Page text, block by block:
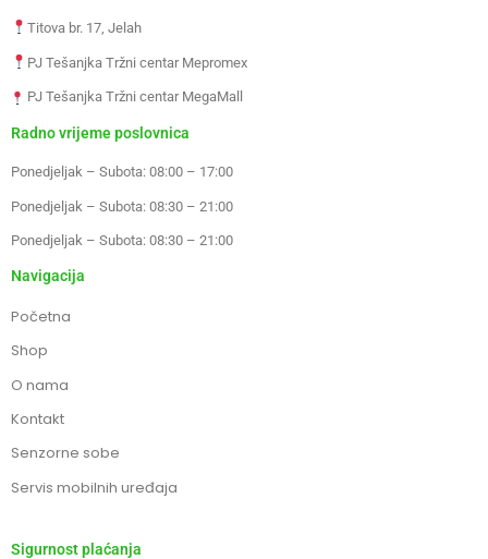
Titova br. 17, Jelah
PJ Tešanjka Tržni centar Mepromex
PJ Tešanjka Tržni centar MegaMall
Radno vrijeme poslovnica
Ponedjeljak – Subota: 08:00 – 17:00
Ponedjeljak – Subota: 08:30 – 21:00
Ponedjeljak – Subota: 08:30 – 21:00
Navigacija
Početna
Shop
O nama
Kontakt
Senzorne sobe
Servis mobilnih uređaja
Sigurnost plaćanja